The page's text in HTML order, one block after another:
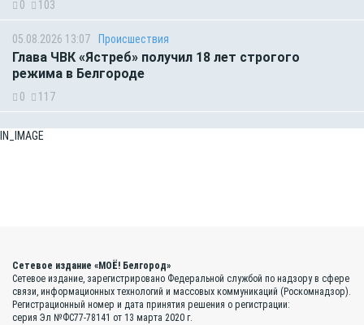
0 103
05.08.2026 13:07 Происшествия
Глава ЧВК «Ястреб» получил 18 лет строгого
режима в Белгороде
0 117
IN_IMAGE
Сетевое издание «МОЁ! Белгород»
Сетевое издание, зарегистрировано Федеральной службой по надзору в сфере
связи, информационных технологий и массовых коммуникаций (Роскомнадзор).
Регистрационный номер и дата принятия решения о регистрации:
серия Эл №ФС77-78141 от 13 марта 2020 г.